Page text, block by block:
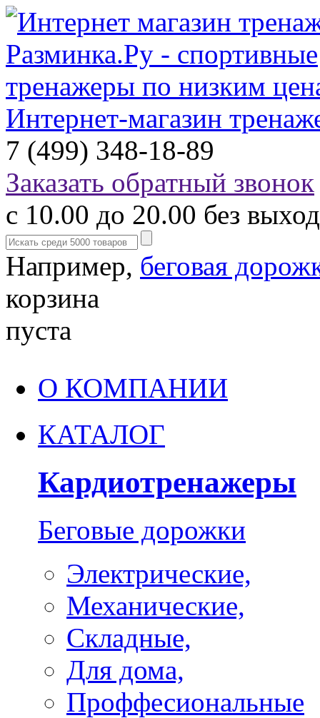
Интернет-магазин
7 (499) 348-18-89
Заказать обратный звонок
с 10.00 до 20.00 без
Например, беговая
корзина
пуста
О КОМПАНИИ
КАТАЛОГ
Кардиотренажеры
Беговые дорожки
Электрические,
Механические,
Складные,
Для дома,
Проффесиональные